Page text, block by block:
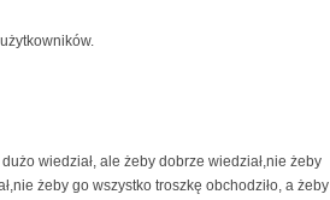
wiedział, ale żeby dobrze wiedział,nie żeby
żeby go wszystko troszkę obchodziło, a żeby